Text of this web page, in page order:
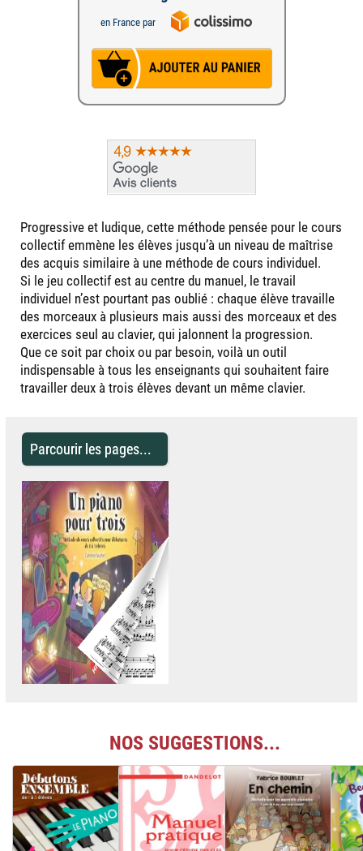
en France par
Progressive et ludique, cette méthode pensée pour le cours
collectif emmène les élèves jusqu’à un niveau de maîtrise
des acquis similaire à une méthode de cours individuel.
Si le jeu collectif est au centre du manuel, le travail
individuel n’est pourtant pas oublié : chaque élève travaille
des morceaux à plusieurs mais aussi des morceaux et des
exercices seul au clavier, qui jalonnent la progression.
Que ce soit par choix ou par besoin, voilà un outil
indispensable à tous les enseignants qui souhaitent faire
travailler deux à trois élèves devant un même clavier.
Parcourir les pages...
NOS SUGGESTIONS...